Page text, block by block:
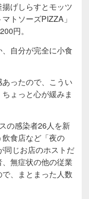
げしらすとモッツ
トソーズPIZZA」
円。
自分が完全に小食
ったので、こうい
ょっと心が緩みま
の感染者26人を新
食店など「夜の
同じお店のホストだ
無症状の他の従業
、まとまった人数